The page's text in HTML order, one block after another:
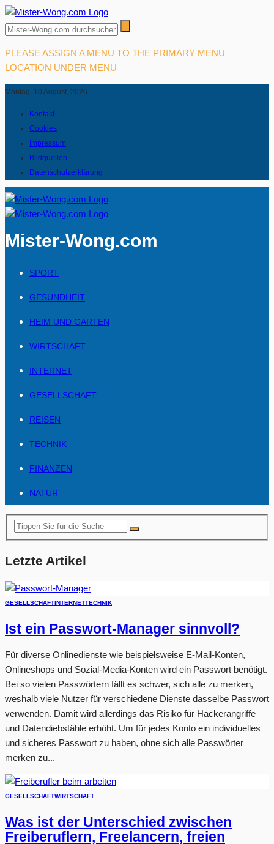
PLEASE ASSIGN A MENU TO THE PRIMARY MENU
LOCATION UNDER MENU
Montag, 10 August, 2026
Kontakt
Cookies
Impressum
Bildquellen
Datenschutzerklärung
Mister-Wong.com
SPORT
GESUNDHEIT
HEIM UND GARTEN
WIRTSCHAFT
INTERNET
GESELLSCHAFT
REISEN
TECHNIK
FINANZEN
NATUR
Letzte Artikel
GESELLSCHAFTINTERNETTECHNIK
Ist ein Passwort-Manager sinnvoll?
Für diverse Onlinedienste wie beispielsweise E-Mail-Konten,
Onlineshops und Sozial-Media-Konten wird ein Passwort benötigt.
Bei so vielen Passwörtern fällt es schwer, sich alle zu merken,
weshalb viele Nutzer für verschiedene Dienste dasselbe Passwort
verwenden. Damit wird allerdings das Risiko für Hackerangriffe
und Datendiebstähle erhöht. Um für jedes Konto ein individuelles
und sicheres Passwort zu haben, ohne sich alle Passwörter
merken zu...
GESELLSCHAFTWIRTSCHAFT
Was ist der Unterschied zwischen
Freiberuflern, Freelancern, freien